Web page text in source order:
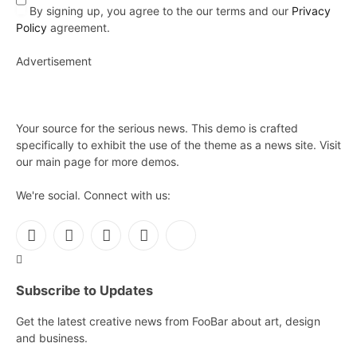
By signing up, you agree to the our terms and our Privacy
Policy agreement.
Advertisement
Your source for the serious news. This demo is crafted
specifically to exhibit the use of the theme as a news site. Visit
our main page for more demos.
We're social. Connect with us:
Facebook
X
InstagramPinterest
Subscribe to Updates
Get the latest creative news from FooBar about art, design
and business.